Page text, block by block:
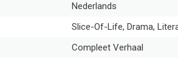
Nederlands
Slice-Of-Life, Drama,
Compleet Verhaal